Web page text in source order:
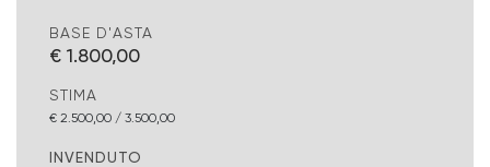
BASE D'ASTA
€ 1.800,00
STIMA
€ 2.500,00 / 3.500,00
INVENDUTO